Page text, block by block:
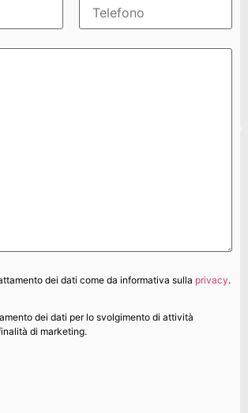
dei dati come da informativa sulla privacy.
dei dati per lo svolgimento di attività
di marketing.